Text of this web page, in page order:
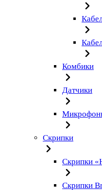
Комбики
Датчики
Скрипки
Скрипки
Скрипки